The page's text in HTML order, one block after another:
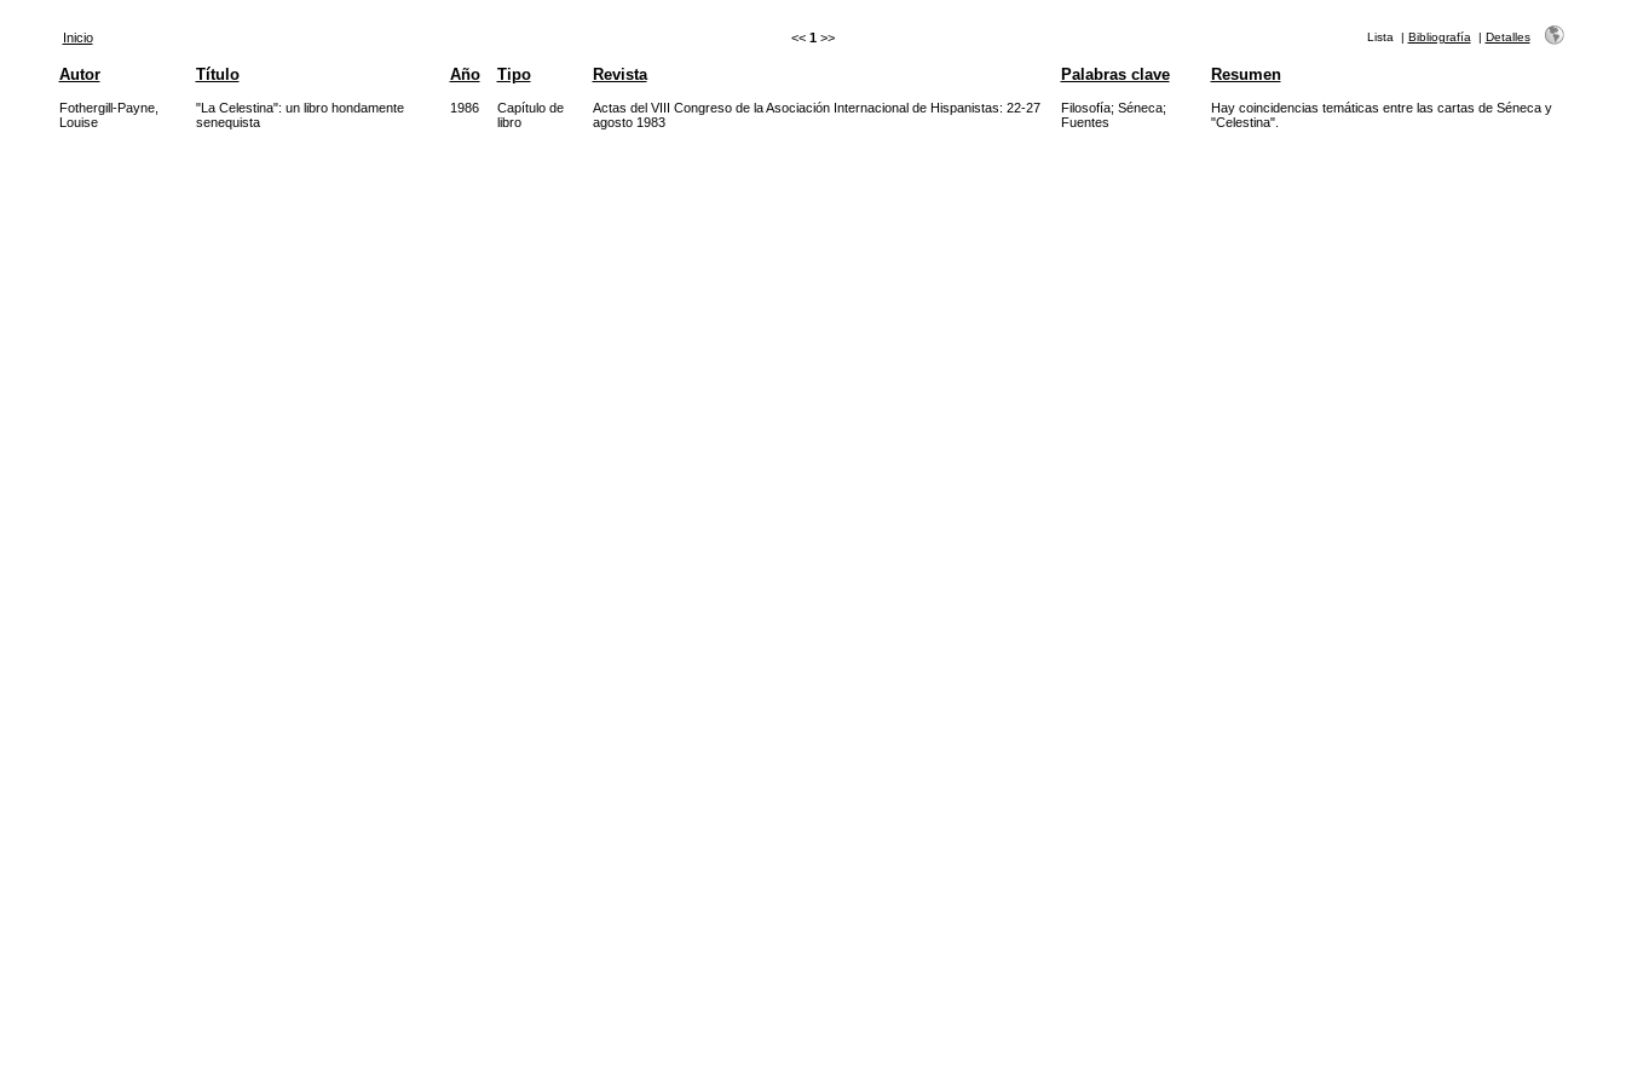
Inicio << 1 >> Lista | Bibliografía | Detalles
Autor Título Año Tipo Revista Palabras clave Resumen
Fothergill-Payne,
Louise
"La Celestina": un libro hondamente
senequista
1986
Capítulo de
libro
Actas del VIII Congreso de la Asociación Internacional de Hispanistas: 22-27
agosto 1983
Filosofía; Séneca;
Fuentes
Hay coincidencias temáticas entre las cartas de Séneca y
"Celestina".